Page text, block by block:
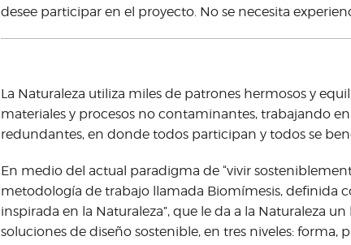
desee participar en el proyecto. No se necesita
La Naturaleza utiliza miles de patrones hermosos y
materiales y procesos no contaminantes, trabajando
redundantes, en donde todos participan y todos se
En medio del actual paradigma de “vivir
metodología de trabajo llamada Biomímesis, definida
inspirada en la Naturaleza”, que le da a la Naturaleza
soluciones de diseño sostenible, en tres niveles: forma,